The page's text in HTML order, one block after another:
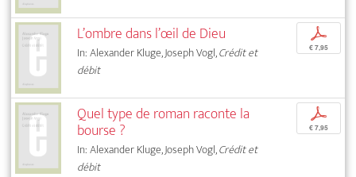
L’ombre dans l’œil de Dieu
In: Alexander Kluge, Joseph Vogl,Crédit et
débit
p
€ 7,95
Quel type de roman raconte la
bourse ?
In: Alexander Kluge, Joseph Vogl,Crédit et
débit
p
€ 7,95